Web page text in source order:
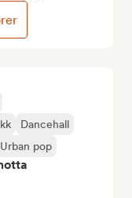
Dancehall
Urban pop